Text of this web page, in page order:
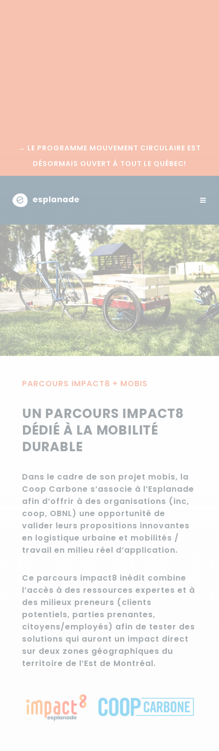
→ LE PROGRAMME MOUVEMENT CIRCULAIRE EST
DÉSORMAIS OUVERT À TOUT LE QUÉBEC!
PARCOURS IMPACT8 + MOBIS
UN PARCOURS IMPACT8
DÉDIÉ À LA MOBILITÉ
DURABLE
Dans le cadre de son projet mobis, la
Coop Carbone s’associe à l’Esplanade
afin d’offrir à des organisations (inc,
coop, OBNL) une opportunité de
valider leurs propositions innovantes
en logistique urbaine et mobilités /
travail en milieu réel d’application.
Ce parcours impact8 inédit combine
l’accès à des ressources expertes et à
des milieux preneurs (clients
potentiels, parties prenantes,
citoyens/employés) afin de tester des
solutions qui auront un impact direct
sur deux zones géographiques du
territoire de l’Est de Montréal.